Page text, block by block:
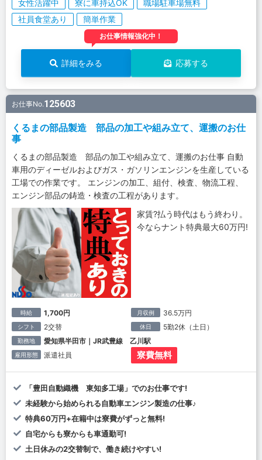
女性活躍中
寮に車持込OK
職場駐車場無料
社員食堂あり
簡単作業
お仕事情報強化中！
詳細をみる 応募する
お仕事No.125603
くるまの部品製造 部品の加工や組み立て、運搬のお仕
事
くるまの部品製造 部品の加工や組み立て、運搬のお仕事 自動
車用のディーゼルおよびガス・ガソリンエンジンを生産している
工場での作業です。 エンジンの加工、組付、検査、物流工程、
エンジン部品の鋳造・検査の工程があります。
家賃?払う時代はもう終わり。
今ならナント特典最大60万円!
時給 1,700円 月収例 36.5万円
シフト 2交替 休日 5勤2休（土日）
勤務地 愛知県半田市｜JR武豊線 乙川駅
雇用形態 派遣社員 寮費無料
「豊田自動織機 東知多工場」でのお仕事です!
未経験から始められる自動車エンジン製造の仕事♪
特典60万円+在籍中は寮費がずっと無料!
自宅からも寮からも車通勤可!
土日休みの2交替制で、働き続けやすい!